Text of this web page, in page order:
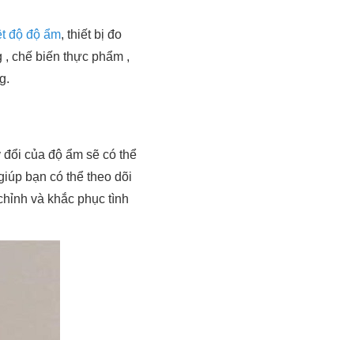
độ độ ẩm, thiết bị đo
chế biến thực phẩm ,
của độ ẩm sẽ có thể
bạn có thể theo dõi
và khắc phục tình